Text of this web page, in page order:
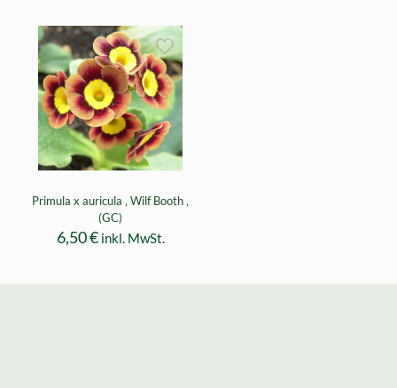
Primula x auricula ‚ Wilf Booth ‚
(GC)
6,50€ inkl. MwSt.